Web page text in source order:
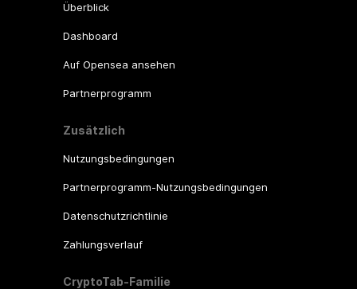
Überblick
Dashboard
Auf Opensea ansehen
Partnerprogramm
Zusätzlich
Nutzungsbedingungen
Partnerprogramm-Nutzungsbedingungen
Datenschutzrichtlinie
Zahlungsverlauf
CryptoTab-Familie